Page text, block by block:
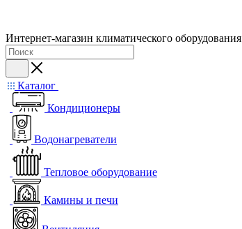
Интернет-магазин климатического оборудования
Каталог
Кондиционеры
Водонагреватели
Тепловое оборудование
Камины и печи